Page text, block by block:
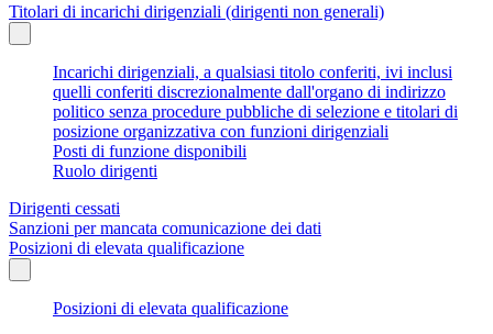
Titolari di incarichi dirigenziali (dirigenti non generali)
Incarichi dirigenziali, a qualsiasi titolo conferiti, ivi inclusi
quelli conferiti discrezionalmente dall'organo di indirizzo
politico senza procedure pubbliche di selezione e titolari di
posizione organizzativa con funzioni dirigenziali
Posti di funzione disponibili
Ruolo dirigenti
Dirigenti cessati
Sanzioni per mancata comunicazione dei dati
Posizioni di elevata qualificazione
Posizioni di elevata qualificazione